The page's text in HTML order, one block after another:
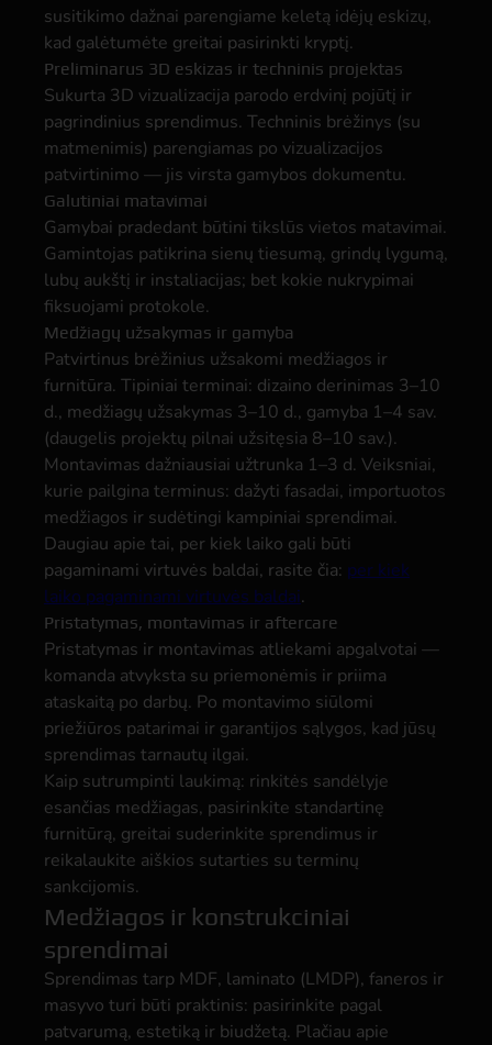
susitikimo dažnai parengiame keletą idėjų eskizų,
kad galėtumėte greitai pasirinkti kryptį.
Preliminarus 3D eskizas ir techninis projektas
Sukurta 3D vizualizacija parodo erdvinį pojūtį ir
pagrindinius sprendimus. Techninis brėžinys (su
matmenimis) parengiamas po vizualizacijos
patvirtinimo — jis virsta gamybos dokumentu.
Galutiniai matavimai
Gamybai pradedant būtini tikslūs vietos matavimai.
Gamintojas patikrina sienų tiesumą, grindų lygumą,
lubų aukštį ir instaliacijas; bet kokie nukrypimai
fiksuojami protokole.
Medžiagų užsakymas ir gamyba
Patvirtinus brėžinius užsakomi medžiagos ir
furnitūra. Tipiniai terminai: dizaino derinimas 3–10
d., medžiagų užsakymas 3–10 d., gamyba 1–4 sav.
(daugelis projektų pilnai užsitęsia 8–10 sav.).
Montavimas dažniausiai užtrunka 1–3 d. Veiksniai,
kurie pailgina terminus: dažyti fasadai, importuotos
medžiagos ir sudėtingi kampiniai sprendimai.
Daugiau apie tai, per kiek laiko gali būti
pagaminami virtuvės baldai, rasite čia: per kiek
laiko pagaminami virtuvės baldai.
Pristatymas, montavimas ir aftercare
Pristatymas ir montavimas atliekami apgalvotai —
komanda atvyksta su priemonėmis ir priima
ataskaitą po darbų. Po montavimo siūlomi
priežiūros patarimai ir garantijos sąlygos, kad jūsų
sprendimas tarnautų ilgai.
Kaip sutrumpinti laukimą: rinkitės sandėlyje
esančias medžiagas, pasirinkite standartinę
furnitūrą, greitai suderinkite sprendimus ir
reikalaukite aiškios sutarties su terminų
sankcijomis.
Medžiagos ir konstrukciniai
sprendimai
Sprendimas tarp MDF, laminato (LMDP), faneros ir
masyvo turi būti praktinis: pasirinkite pagal
patvarumą, estetiką ir biudžetą. Plačiau apie